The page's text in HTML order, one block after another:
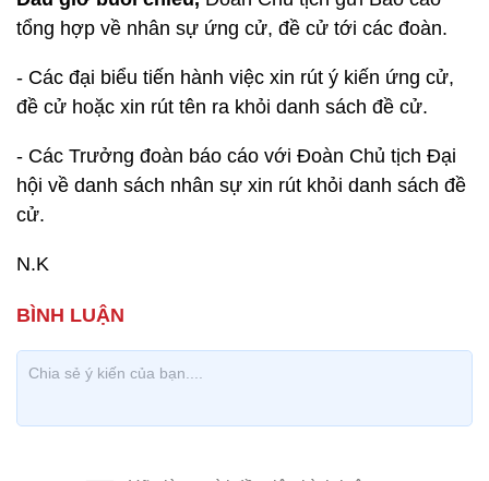
tổng hợp về nhân sự ứng cử, đề cử tới các đoàn.
- Các đại biểu tiến hành việc xin rút ý kiến ứng cử,
đề cử hoặc xin rút tên ra khỏi danh sách đề cử.
- Các Trưởng đoàn báo cáo với Đoàn Chủ tịch Đại
hội về danh sách nhân sự xin rút khỏi danh sách đề
cử.
N.K